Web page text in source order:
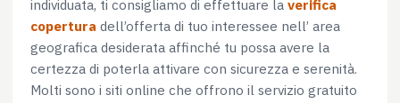
consenso
Necessari
Preferenze
individuata, ti consigliamo di effettuare la verifica
copertura dell’offerta di tuo interessee nell’ area
geografica desiderata affinché tu possa avere la
certezza di poterla attivare con sicurezza e serenità.
Molti sono i siti online che offrono il servizio gratuito